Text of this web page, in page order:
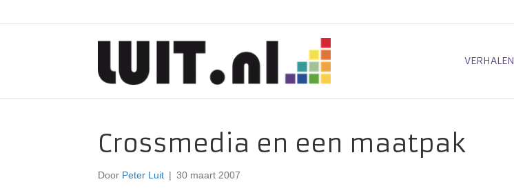
VERHALEN
Crossmedia en een maatpak
Door Peter Luit | 30 maart 2007